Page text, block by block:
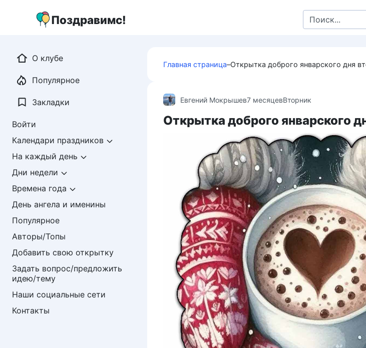
Поздравимс!
Search
for:
Главная страница–Открытка доброго январского дня
Евгений Мокрышев7 месяцевВторник
Открытка доброго январского
О клубе
Популярное
Закладки
Войти
Календари праздников
На каждый день
Дни недели
Времена года
День ангела и именины
Популярное
Авторы/Топы
Добавить свою открытку
Задать вопрос/предложить
идею/тему
Наши социальные сети
Контакты